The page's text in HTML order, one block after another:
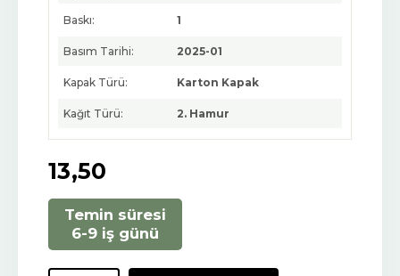
Baskı: 1
Basım Tarihi: 2025-01
Kapak Türü: Karton Kapak
Kağıt Türü: 2. Hamur
13,50
Temin süresi
6-9 iş günü